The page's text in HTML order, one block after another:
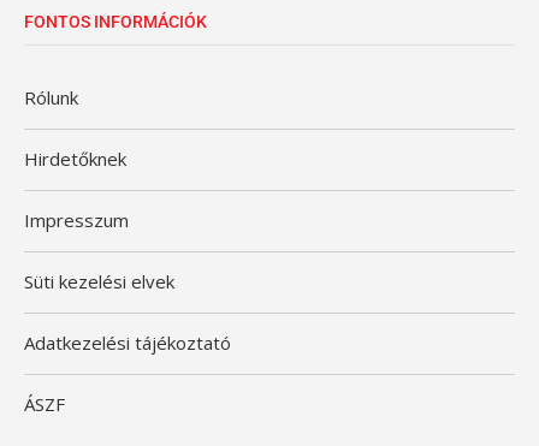
FONTOS INFORMÁCIÓK
Rólunk
Hirdetőknek
Impresszum
Süti kezelési elvek
Adatkezelési tájékoztató
ÁSZF